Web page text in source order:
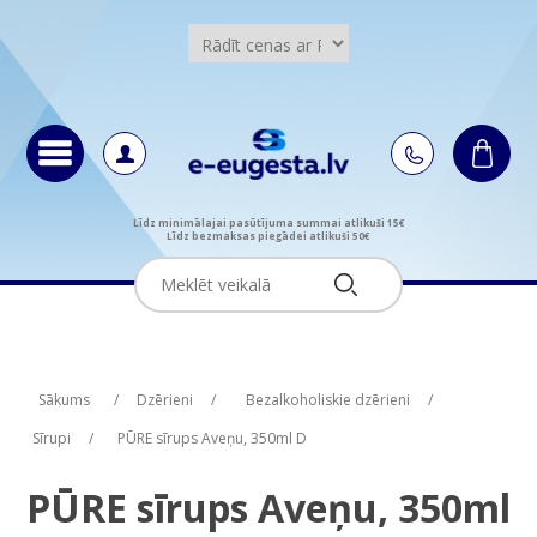
Līdz minimālajai pasūtījuma summai atlikuši 15€
Līdz bezmaksas piegādei atlikuši 50€
Sākums / Dzērieni / Bezalkoholiskie dzērieni
/
Sīrupi
/ PŪRE sīrups Aveņu, 350ml D
PŪRE sīrups Aveņu, 350ml